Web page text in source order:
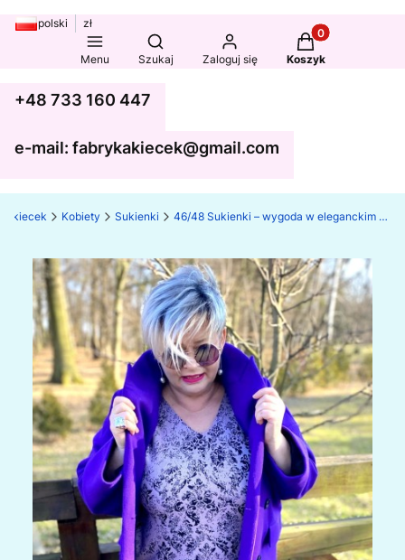
polski zł
Menu
Otwórz wyszukiwarkę
Szukaj Zaloguj się
Produkty w
Koszyk
+48 733 160 447
e-mail: fabrykakiecek@gmail.com
kiecek Kobiety Sukienki 46/48 Sukienki – wygoda w eleganckim stylu